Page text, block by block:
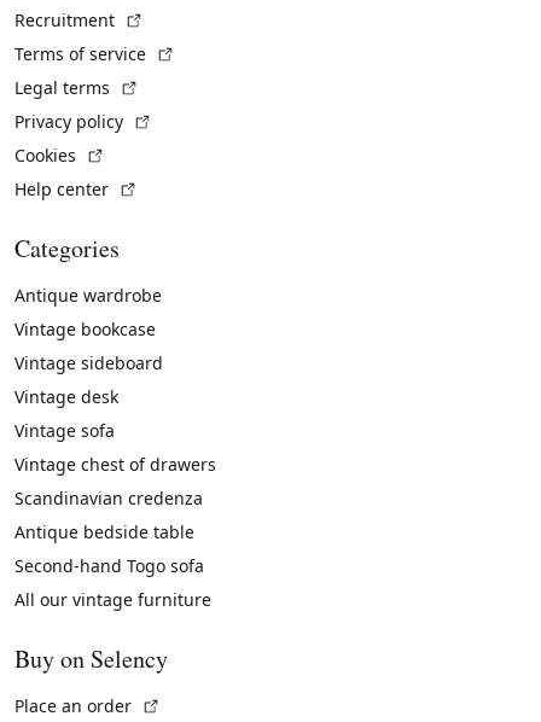
Recruitment
Terms of service
Legal terms
Privacy policy
Cookies
Help center
Categories
Antique wardrobe
Vintage bookcase
Vintage sideboard
Vintage desk
Vintage sofa
Vintage chest of drawers
Scandinavian credenza
Antique bedside table
Second-hand Togo sofa
All our vintage furniture
Buy on Selency
Place an order